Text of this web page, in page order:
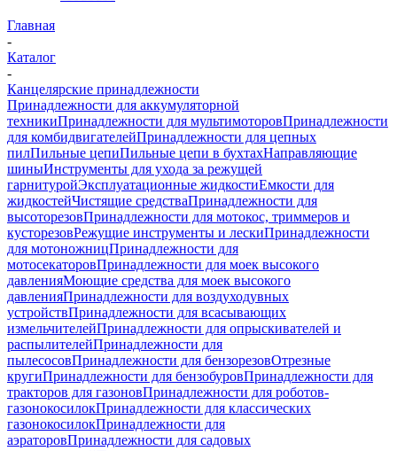
Главная
-
Каталог
-
Канцелярские принадлежности
Принадлежности для аккумуляторной
техникиПринадлежности для мультимоторовПринадлежности
для комбидвигателейПринадлежности для цепных
пилПильные цепиПильные цепи в бухтахНаправляющие
шиныИнструменты для ухода за режущей
гарнитуройЭксплуатационные жидкостиЕмкости для
жидкостейЧистящие средстваПринадлежности для
высоторезовПринадлежности для мотокос, триммеров и
кусторезовРежущие инструменты и лескиПринадлежности
для мотоножницПринадлежности для
мотосекаторовПринадлежности для моек высокого
давленияМоющие средства для моек высокого
давленияПринадлежности для воздуходувных
устройствПринадлежности для всасывающих
измельчителейПринадлежности для опрыскивателей и
распылителейПринадлежности для
пылесосовПринадлежности для бензорезовОтрезные
кругиПринадлежности для бензобуровПринадлежности для
тракторов для газоновПринадлежности для роботов-
газонокосилокПринадлежности для классических
газонокосилокПринадлежности для
аэраторовПринадлежности для садовых